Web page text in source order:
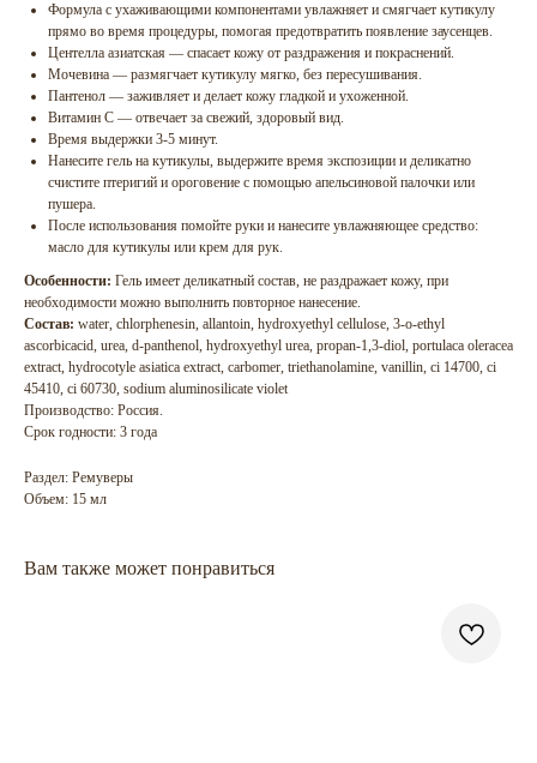
Формула с ухаживающими компонентами увлажняет и смягчает кутикулу
прямо во время процедуры, помогая предотвратить появление заусенцев.
Центелла азиатская — спасает кожу от раздражения и покраснений.
Мочевина — размягчает кутикулу мягко, без пересушивания.
Пантенол — заживляет и делает кожу гладкой и ухоженной.
Витамин С — отвечает за свежий, здоровый вид.
Время выдержки 3-5 минут.
Нанесите гель на кутикулы, выдержите время экспозиции и деликатно
счистите птеригий и ороговение с помощью апельсиновой палочки или
пушера.
После использования помойте руки и нанесите увлажняющее средство:
масло для кутикулы или крем для рук.
Особенности: Гель имеет деликатный состав, не раздражает кожу, при
необходимости можно выполнить повторное нанесение.
Состав: water, chlorphenesin, allantoin, hydroxyethyl cellulose, 3-o-ethyl
ascorbicacid, urea, d-panthenol, hydroxyethyl urea, propan-1,3-diol, portulaca oleracea
extract, hydrocotyle asiatica extract, carbomer, triethanolamine, vanillin, ci 14700, ci
45410, ci 60730, sodium aluminosilicate violet
Производство: Россия.
Срок годности: 3 года
Раздел: Ремуверы
Объем: 15 мл
Вам также может понравиться